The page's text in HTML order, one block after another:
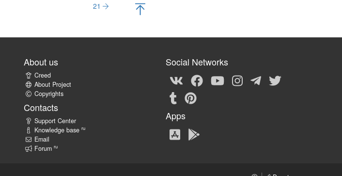
21
About us
Creed
About Project
Copyrights
Contacts
Support Center
Knowledge base ru
Email
Forum ru
Social Networks
Apps